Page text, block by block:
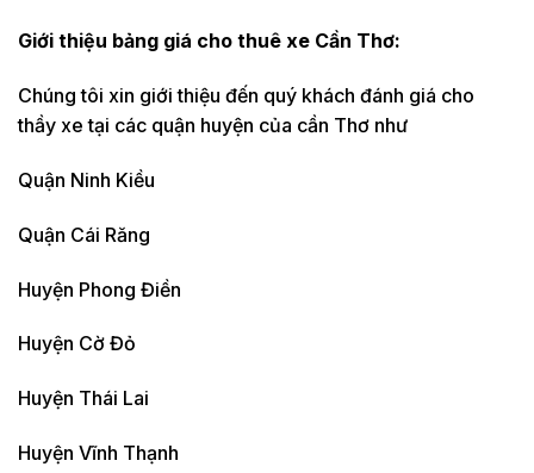
Giới thiệu bảng giá cho thuê xe Cần Thơ:
Chúng tôi xin giới thiệu đến quý khách đánh giá cho
thầy xe tại các quận huyện của cần Thơ như
Quận Ninh Kiều
Quận Cái Răng
Huyện Phong Điền
Huyện Cờ Đỏ
Huyện Thái Lai
Huyện Vĩnh Thạnh